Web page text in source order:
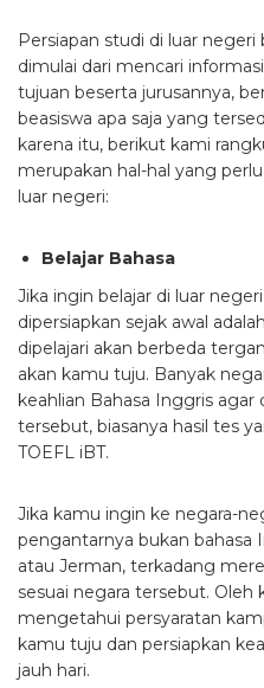
Persiapan studi di luar negeri
dimulai dari mencari
tujuan beserta jurusannya,
beasiswa apa saja yang
karena itu, berikut kami
merupakan hal-hal yang
luar negeri:
Belajar Bahasa
Jika ingin belajar di luar
dipersiapkan sejak awal
dipelajari akan berbeda
akan kamu tuju. Banyak
keahlian Bahasa Inggris agar
tersebut, biasanya hasil tes
TOEFL iBT.
Jika kamu ingin ke negara-
pengantarnya bukan bahasa
atau Jerman, terkadang
sesuai negara tersebut. Oleh
mengetahui persyaratan
kamu tuju dan persiapkan
jauh hari.